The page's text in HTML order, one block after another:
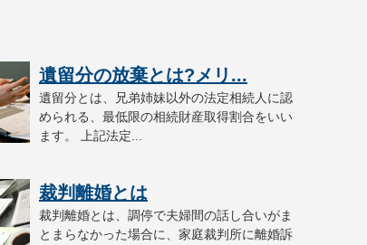
遺留分の放棄とは?メリ...
遺留分とは、兄弟姉妹以外の法定相続人に認
められる、最低限の相続財産取得割合をいい
ます。 上記法定...
裁判離婚とは
裁判離婚とは、調停で夫婦間の話し合いがま
とまらなかった場合に、家庭裁判所に離婚訴